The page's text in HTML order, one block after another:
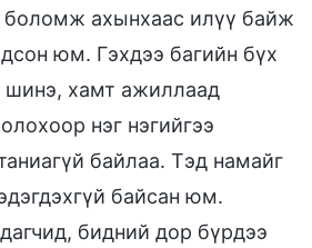
боломж ахынхаас илүү байж
юм. Гэхдээ багийн бүх
шинэ, хамт ажиллаад
нэг нэгийгээ
байлаа. Тэд намайг
байсан юм.
бидний дор бүрдээ